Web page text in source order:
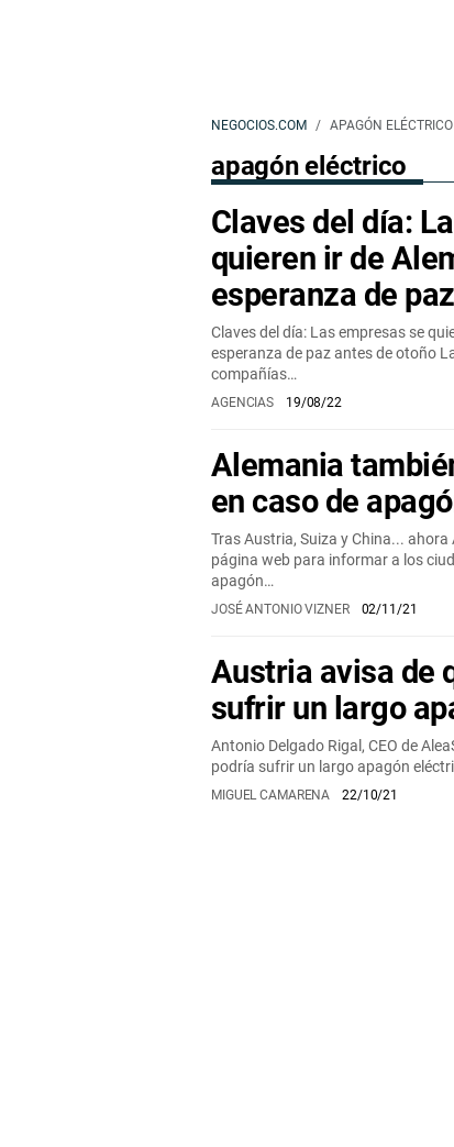
NEGOCIOS.COM APAGÓN ELÉCTRICO
apagón eléctrico
Claves del día:
quieren ir de
esperanza de
Claves del día: Las empresas se
esperanza de paz antes de otoño
compañías…
AGENCIAS 19/08/22
Alemania
en caso de
Tras Austria, Suiza y China...
página web para informar a los
apagón…
JOSÉ ANTONIO VIZNER 02/11/21
Austria avisa de
sufrir un largo
Antonio Delgado Rigal, CEO de
podría sufrir un largo apagón
MIGUEL CAMARENA 22/10/21